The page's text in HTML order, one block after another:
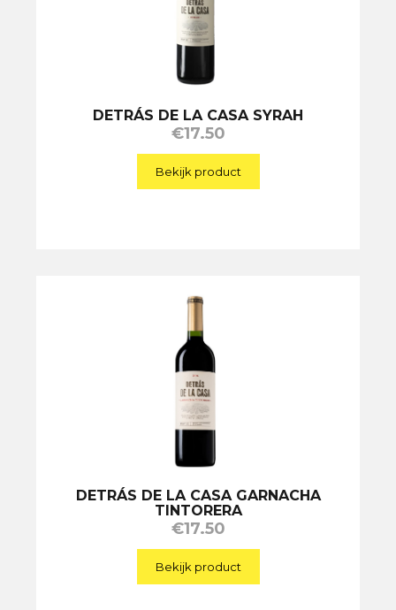
DETRÁS DE LA CASA SYRAH
€17.50
Bekijk product
DETRÁS DE LA CASA GARNACHA
TINTORERA
€17.50
Bekijk product